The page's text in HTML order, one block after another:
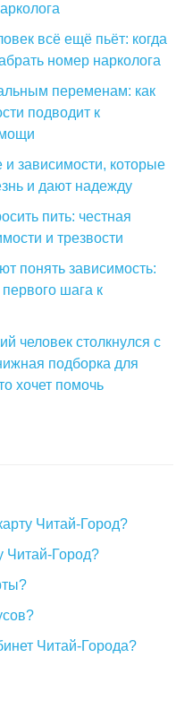
всё ещё пьёт: когда
номер нарколога
переменам: как
подводит к
и зависимости, которые
и дают надежду
пить: честная
и трезвости
понять зависимость:
шага к
человек столкнулся с
подборка для
хочет помочь
Читай-Город?
Читай-Город?
Читай-Города?